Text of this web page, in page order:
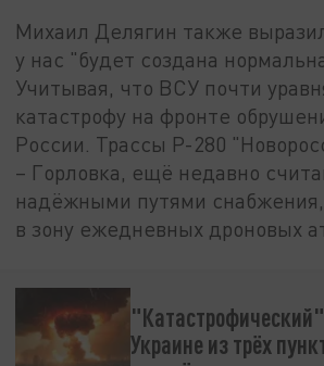
Михаил Делягин также
у нас "будет создана
Учитывая, что ВСУ почти
катастрофу на фронте
России. Трассы Р-280
– Горловка, ещё недавно
надёжными путями
в зону ежедневных дроновых
Украине из трёх